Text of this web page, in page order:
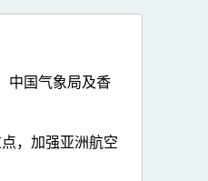
中国气象局及香
，加强亚洲航空